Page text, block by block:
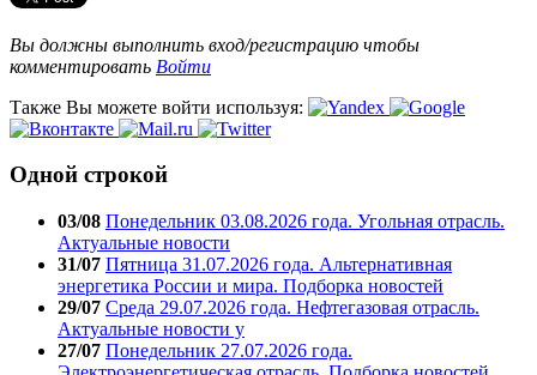
Вы должны выполнить вход/регистрацию чтобы
комментировать Войти
Также Вы можете войти используя:
Одной строкой
03/08 Понедельник 03.08.2026 года. Угольная отрасль.
Актуальные новости
31/07 Пятница 31.07.2026 года. Альтернативная
энергетика России и мира. Подборка новостей
29/07 Среда 29.07.2026 года. Нефтегазовая отрасль.
Актуальные новости у
27/07 Понедельник 27.07.2026 года.